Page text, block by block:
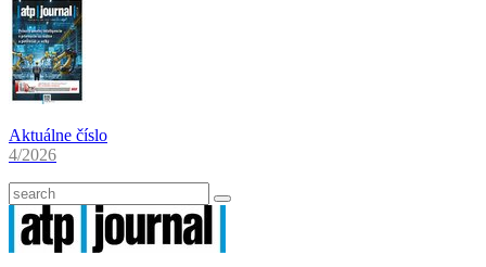
Aktuálne číslo
4/2026